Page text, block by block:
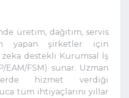
üretim, dağıtım, servis
yapan şirketler için
destekli Kurumsal İş
EAM/FSM) sunar. Uzman
hizmet verdiği
tüm ihtiyaçlarını yıllar